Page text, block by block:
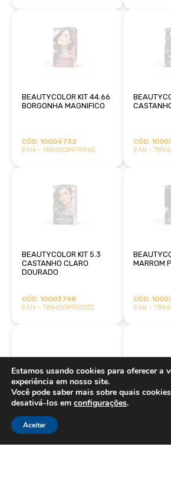
BEAUTYCOLOR KIT 44.66
BORGONHA MAGNIFICO
CÓD. 10004732
EAN - 7896509974965
CÓD.
EAN -
BEAUTYCOLOR KIT 5.3
CASTANHO CLARO
DOURADO
CÓD. 10003798
EAN - 7896509955032
MARROM
CÓD.
EAN -
CASTANHO CLARO
ACOBREADO
Estamos usando cookies para oferecer a
experiência em nosso site.
Você pode saber mais sobre quais
desativá-los em configurações.
Aceitar